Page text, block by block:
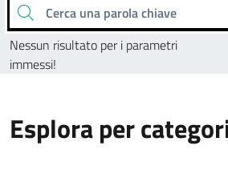
Cerca una parola chiave
Nessun risultato per i parametri
immessi!
Esplora per